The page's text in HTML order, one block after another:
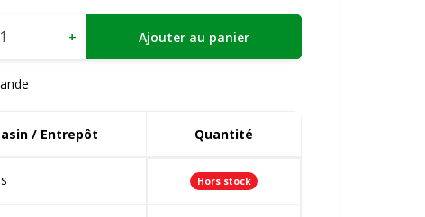
+ Ajouter au panier
/ Entrepôt Quantité
Hors stock